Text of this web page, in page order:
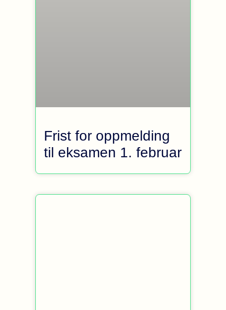
Frist for oppmelding
til eksamen 1. februar